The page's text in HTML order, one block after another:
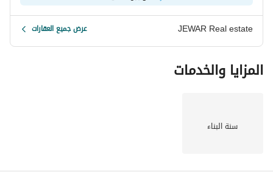
JEWAR Real estate عرض جميع العقارات
المزايا والخدمات
سنة البناء